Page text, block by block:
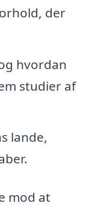
der
hvordan
studier af
lande,
mod at